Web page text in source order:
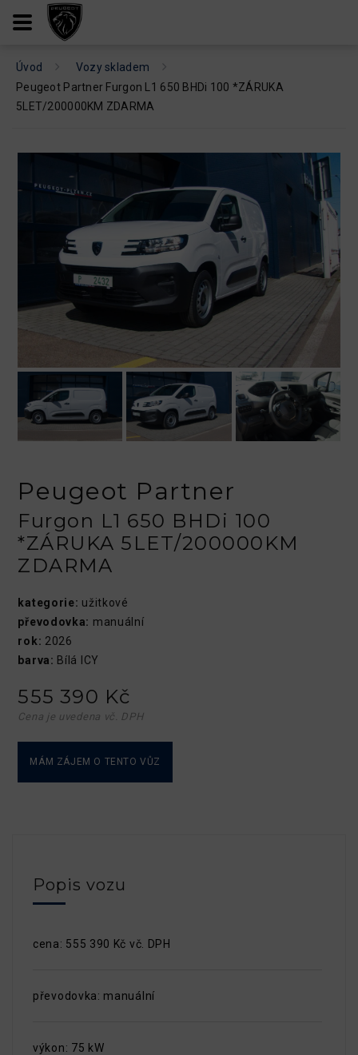
Úvod
Vozy skladem
Peugeot Partner Furgon L1 650 BHDi 100 *ZÁRUKA
5LET/200000KM ZDARMA
Peugeot Partner
Furgon L1 650 BHDi 100
*ZÁRUKA 5LET/200000KM
ZDARMA
kategorie: užitkové
převodovka: manuální
rok: 2026
barva: Bílá ICY
555 390 Kč
Cena je uvedena vč. DPH
MÁM ZÁJEM O TENTO VŮZ
Popis vozu
cena: 555 390 Kč vč. DPH
převodovka: manuální
výkon: 75 kW